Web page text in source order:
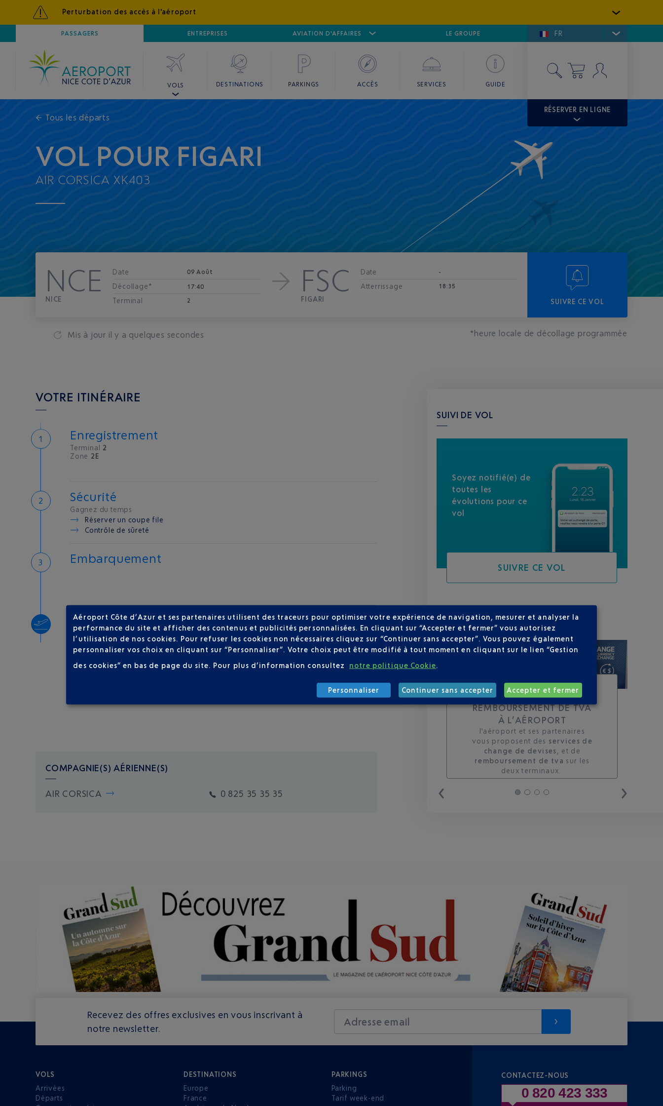
Perturbation des accès à l'aéroport
PASSAGERS ENTREPRISES AVIATION D'AFFAIRES
AÉROPORTNICE CÔTE D'AZUR AÉROPORT CANNES MANDELIEU GOLFE DE SAINT-TROPEZ
LE GROUPE FR
VOLS DESTINATIONS PARKINGS ACCÈS SERVICES GUIDE
RÉSERVER EN LIGNE
← Tous les départs
VOL POUR FIGARI
AIR CORSICA XK403
NCE
NICE
Date 09 Août
Décollage* 17:40
Terminal 2
FSC
FIGARI
Date -
Atterrissage 18:35
SUIVRE CE VOL
Mis à jour il y a quelques secondes *heure locale de décollage programmée
VOTRE ITINÉRAIRE
Enregistrement
Terminal 2
Zone 2E
Sécurité
Gagnez du temps
Réserver un coupe file
Contrôle de sûreté
Embarquement
Décollage
Type d'appareil : AT72
COMPAGNIE(S) AÉRIENNE(S)
AIR CORSICA 0 825 35 35 35
SUIVI DE VOL
Soyez notifié(e) de
toutes les
évolutions pour ce
vol
SUIVRE CE VOL
SUR VOTRE PARCOURS
TOUS LES SERVICES DE
CHANGE ET DE
REMBOURSEMENT DE TVA
À L’AÉROPORT
l'aéroport et ses partenaires
vous proposent des services de
change de devises , et de
remboursement de tva sur les
deux terminaux. ​
Recevez des offres exclusives en vous inscrivant à
notre newsletter.
Adresse email
VOLS
Arrivées
Départs
DESTINATIONS
Europe
France
PARKINGS
Parking
Tarif week-end
CONTACTEZ-NOUS
0 820 423 333
Aéroport Côte d’Azur et ses partenaires utilisent des traceurs pour optimiser votre expérience de navigation, mesurer et analyser la
performance du site et afficher des contenus et publicités personnalisées. En cliquant sur “Accepter et fermer” vous autorisez
l’utilisation de nos cookies. Pour refuser les cookies non nécessaires cliquez sur “Continuer sans accepter”. Vous pouvez également
personnaliser vos choix en cliquant sur “Personnaliser”. Votre choix peut être modifié à tout moment en cliquant sur le lien “Gestion
des cookies” en bas de page du site. Pour plus d’information consultez notre politique Cookie
Personnaliser Continuer sans accepter Accepter et fermer